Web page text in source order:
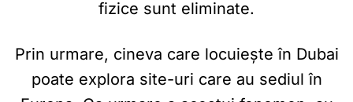
fizice sunt eliminate.
Prin urmare, cineva care locuiește în Dubai
poate explora site-uri care au sediul în